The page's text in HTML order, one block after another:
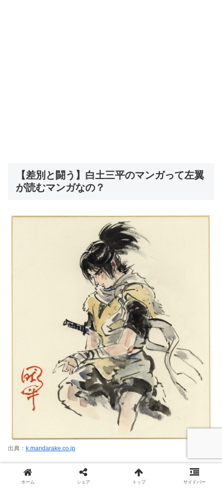
【差別と闘う】白土三平のマンガって左翼
が読むマンガなの？
出典： k.mandarake.co.jp
小学校の同級生に、両親とも教師をやって
ホーム シェア トップ サイドバー